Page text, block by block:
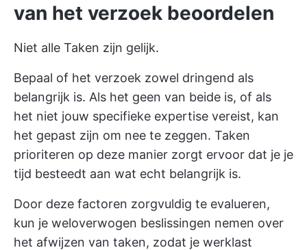
van het verzoek beoordelen
Niet alle Taken zijn gelijk.
Bepaal of het verzoek zowel dringend als
belangrijk is. Als het geen van beide is, of als
het niet jouw specifieke expertise vereist, kan
het gepast zijn om nee te zeggen. Taken
prioriteren op deze manier zorgt ervoor dat je je
tijd besteedt aan wat echt belangrijk is.
Door deze factoren zorgvuldig te evalueren,
kun je weloverwogen beslissingen nemen over
het afwijzen van taken, zodat je werklast